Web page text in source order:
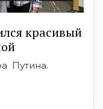
красивый
Путина.